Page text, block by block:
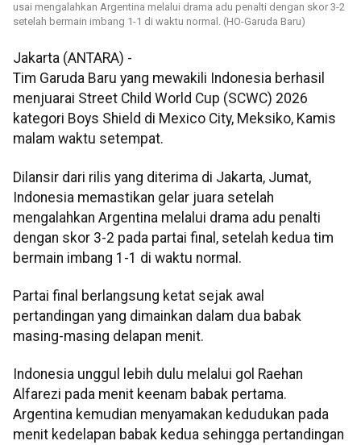
usai mengalahkan Argentina melalui drama adu penalti dengan skor 3-2
setelah bermain imbang 1-1 di waktu normal. (HO-Garuda Baru)
Jakarta (ANTARA) -
Tim Garuda Baru yang mewakili Indonesia berhasil
menjuarai Street Child World Cup (SCWC) 2026
kategori Boys Shield di Mexico City, Meksiko, Kamis
malam waktu setempat.
Dilansir dari rilis yang diterima di Jakarta, Jumat,
Indonesia memastikan gelar juara setelah
mengalahkan Argentina melalui drama adu penalti
dengan skor 3-2 pada partai final, setelah kedua tim
bermain imbang 1-1 di waktu normal.
Partai final berlangsung ketat sejak awal
pertandingan yang dimainkan dalam dua babak
masing-masing delapan menit.
Indonesia unggul lebih dulu melalui gol Raehan
Alfarezi pada menit keenam babak pertama.
Argentina kemudian menyamakan kedudukan pada
menit kedelapan babak kedua sehingga pertandingan